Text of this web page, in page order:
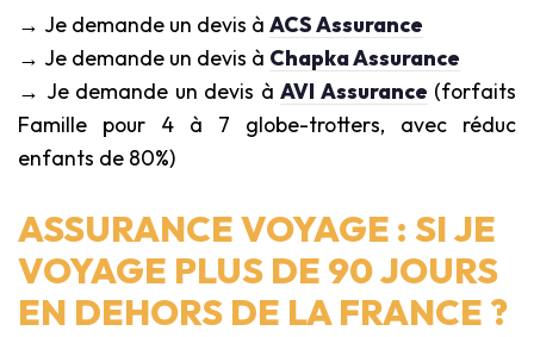
→ Je demande un devis à ACS Assurance
→ Je demande un devis à Chapka Assurance
→ Je demande un devis à AVI Assurance (forfaits
Famille pour 4 à 7 globe-trotters, avec réduc
enfants de 80%)
ASSURANCE VOYAGE : SI JE
VOYAGE PLUS DE 90 JOURS
EN DEHORS DE LA FRANCE ?